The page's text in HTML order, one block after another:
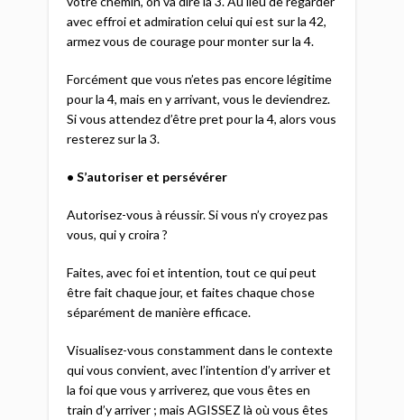
avec effroi et admiration celui qui est sur la 42,
armez vous de courage pour monter sur la 4.
Forcément que vous n’etes pas encore légitime
pour la 4, mais en y arrivant, vous le deviendrez.
Si vous attendez d’être pret pour la 4, alors vous
resterez sur la 3.
• S’autoriser et persévérer
Autorisez-vous à réussir. Si vous n’y croyez pas
vous, qui y croira ?
Faites, avec foi et intention, tout ce qui peut
être fait chaque jour, et faites chaque chose
séparément de manière efficace.
Visualisez-vous constamment dans le contexte
qui vous convient, avec l’intention d’y arriver et
la foi que vous y arriverez, que vous êtes en
train d’y arriver ; mais AGISSEZ là où vous êtes